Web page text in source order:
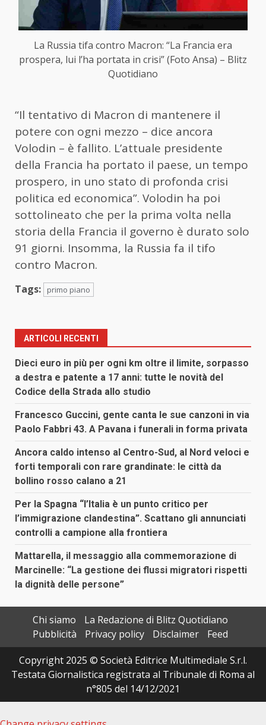
La Russia tifa contro Macron: “La Francia era
prospera, lui l’ha portata in crisi” (Foto Ansa) – Blitz
Quotidiano
“Il tentativo di Macron di mantenere il
potere con ogni mezzo – dice ancora
Volodin – è fallito. L’attuale presidente
della Francia ha portato il paese, un tempo
prospero, in uno stato di profonda crisi
politica ed economica”. Volodin ha poi
sottolineato che per la prima volta nella
storia della Francia il governo è durato solo
91 giorni. Insomma, la Russia fa il tifo
contro Macron.
Tags: primo piano
ARTICOLI RECENTI
Dieci euro in più per ogni km oltre il limite, sorpasso
a destra e patente a 17 anni: tutte le novità del
Codice della Strada allo studio
Francesco Guccini, gente canta le sue canzoni in via
Paolo Fabbri 43. A Pavana i funerali in forma privata
Ancora caldo intenso al Centro-Sud, al Nord veloci e
forti temporali con rare grandinate: le città da
bollino rosso calano a 21
Per la Spagna “l’Italia è un punto critico per
l’immigrazione clandestina”. Scattano gli annunciati
controlli a campione alla frontiera
Mattarella, il messaggio alla commemorazione di
Marcinelle: “La gestione dei flussi migratori rispetti
la dignità delle persone”
Chi siamo
La Redazione di Blitz Quotidiano
Pubblicità
Privacy policy Disclaimer
Feed
Copyright 2025 © Società Editrice Multimediale S.r.l.
Testata Giornalistica registrata al Tribunale di Roma al
n°805 del 14/12/2021